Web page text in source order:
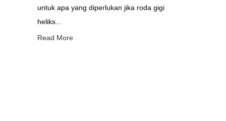
untuk apa yang diperlukan jika roda gigi
heliks...
Read More